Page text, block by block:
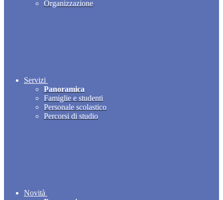
Organizzazione
Servizi
Panoramica
Famiglie e studenti
Personale scolastico
Percorsi di studio
Novità